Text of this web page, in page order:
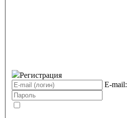
Регистрация
E-mail: